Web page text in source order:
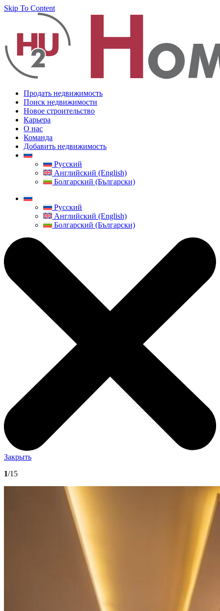
Skip To Content
Продать недвижимость
Поиск недвижимости
Новое строительство
Карьера
О нас
Команда
Добавить недвижимость
Русский
Английский (English)
Болгарский (Български)
Русский
Английский (English)
Болгарский (Български)
Закрыть
1/15